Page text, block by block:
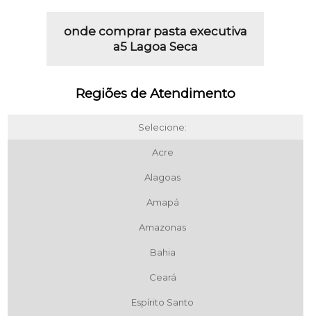
onde comprar pasta executiva
a5 Lagoa Seca
Regiões de Atendimento
Selecione:
Acre
Alagoas
Amapá
Amazonas
Bahia
Ceará
Espírito Santo